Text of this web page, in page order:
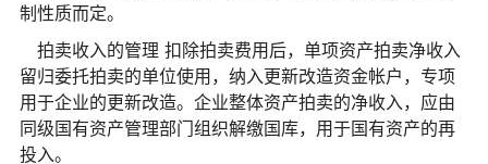
制性质而定。
拍卖收入的管理 扣除拍卖费用后，单项资产拍卖净收入
留归委托拍卖的单位使用，纳入更新改造资金帐户，专项
用于企业的更新改造。企业整体资产拍卖的净收入，应由
同级国有资产管理部门组织解缴国库，用于国有资产的再
投入。